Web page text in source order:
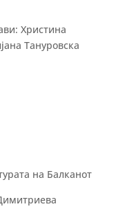
Христина
Тануровска
на Балканот